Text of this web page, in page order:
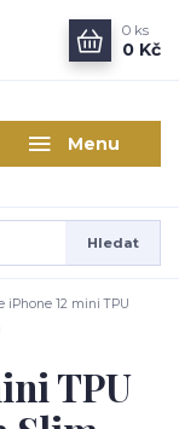
Menu
Hledat
0 ks
0 Kč
iPhone 12 mini TPU
TPU